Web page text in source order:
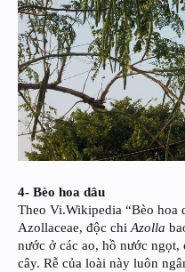
4- Bèo hoa dâu
Theo Vi.Wikipedia “Bèo hoa
Azollaceae, độc chiAzolla
nước ở các ao, hồ nước
cây. Rễ của loài này luôn